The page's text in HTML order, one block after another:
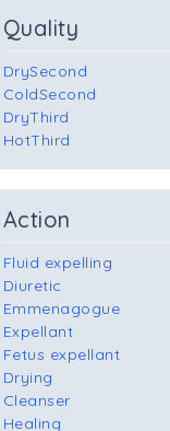
Quality
DrySecond
ColdSecond
DryThird
HotThird
Action
Fluid expelling
Diuretic
Emmenagogue
Expellant
Fetus expellant
Drying
Cleanser
Healing